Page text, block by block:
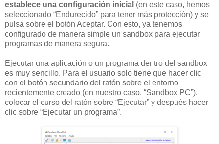
establece una configuración inicial (en este caso, hemos
seleccionado “Endurecido” para tener más protección) y se
pulsa sobre el botón Aceptar. Con esto, ya tenemos
configurado de manera simple un sandbox para ejecutar
programas de manera segura.
Ejecutar una aplicación o un programa dentro del sandbox
es muy sencillo. Para el usuario solo tiene que hacer clic
con el botón secundario del ratón sobre el entorno
recientemente creado (en nuestro caso, “Sandbox PC”),
colocar el curso del ratón sobre “Ejecutar” y después hacer
clic sobre “Ejecutar un programa”.